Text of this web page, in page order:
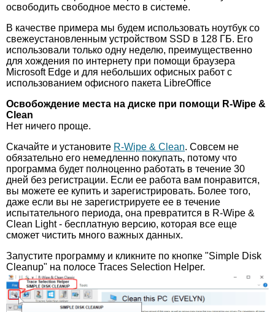
освободить свободное место в системе.
В качестве примера мы будем использовать ноутбук со
свежеустановленным устройством SSD в 128 ГБ. Его
использовали только одну неделю, преимущественно
для хождения по интернету при помощи браузера
Microsoft Edge и для небольших офисных работ с
использованием офисного пакета LibreOffice
Освобождение места на диске при помощи R-Wipe &
Clean
Нет ничего проще.
Скачайте и установите R-Wipe & Clean. Совсем не
обязательно его немедленно покупать, потому что
программа будет полноценно работать в течение 30
дней без регистрации. Если ее работа вам понравится,
вы можете ее купить и зарегистрировать. Более того,
даже если вы не зарегистрируете ее в течение
испытательного периода, она превратится в R-Wipe &
Clean Light - бесплатную версию, которая все еще
сможет чистить много важных данных.
Запустите программу и кликните по кнопке "Simple Disk
Cleanup" на полосе Traces Selection Helper.